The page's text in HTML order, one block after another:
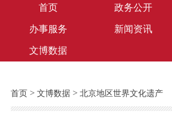
首页 政务公开
办事服务 新闻资讯
文博数据
首页> 文博数据> 北京地区世界文化遗产